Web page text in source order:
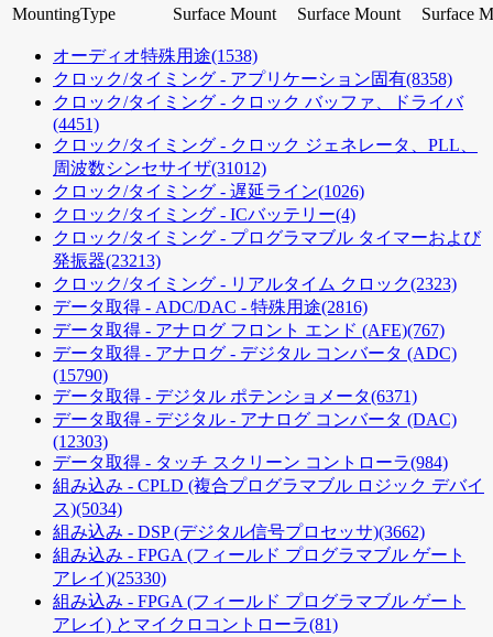
MountingType
Surface Mount Surface Mount Surface
オーディオ特殊用途(1538)
クロック/タイミング - アプリケーション固有(8358)
クロック/タイミング - クロック バッファ、ドライバ
(4451)
クロック/タイミング - クロック ジェネレータ、PLL、
周波数シンセサイザ(31012)
クロック/タイミング - 遅延ライン(1026)
クロック/タイミング - ICバッテリー(4)
クロック/タイミング - プログラマブル タイマーおよび
発振器(23213)
クロック/タイミング - リアルタイム クロック(2323)
データ取得 - ADC/DAC - 特殊用途(2816)
データ取得 - アナログ フロント エンド (AFE)(767)
データ取得 - アナログ - デジタル コンバータ (ADC)
(15790)
データ取得 - デジタル ポテンショメータ(6371)
データ取得 - デジタル - アナログ コンバータ (DAC)
(12303)
データ取得 - タッチ スクリーン コントローラ(984)
組み込み - CPLD (複合プログラマブル ロジック デバイ
ス)(5034)
組み込み - DSP (デジタル信号プロセッサ)(3662)
組み込み - FPGA (フィールド プログラマブル ゲート
アレイ)(25330)
組み込み - FPGA (フィールド プログラマブル ゲート
アレイ) とマイクロコントローラ(81)